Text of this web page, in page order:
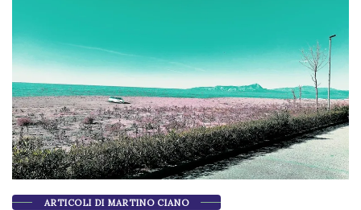
ARTICOLI DI MARTINO CIANO